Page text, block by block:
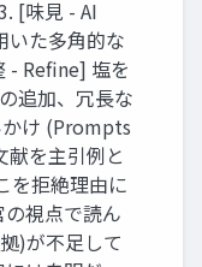
[味見 - AI
た多角的な
- Refine] 塩を
追加、冗長な
け (Prompts
を主引例と
を拒絶理由に
の視点で読ん
)が不足して